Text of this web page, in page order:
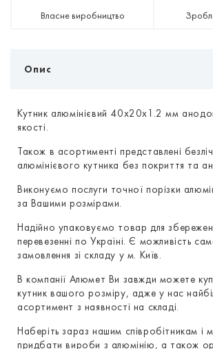
Власне виробництво
Опис
Кутник алюмінієвий 40х20х1.2 мм
якості.
Також в асортименті представлені
алюмінієвого кутника без покриття та
Виконуємо послуги точної порізки
за Вашими розмірами.
Надійно упаковуємо товар для
перевезенні по Україні. Є можливість
замовлення зі складу у м. Київ.
В компанії Алюмет Ви завжди можете
кутник вашого розміру, адже у нас
асортимент з наявності на складі.
Наберіть зараз нашим співробітникам
придбати вироби з алюмінію, а також